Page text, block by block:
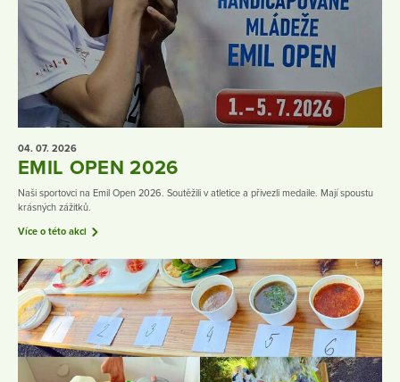
04. 07. 2026
EMIL OPEN 2026
Naši sportovci na Emil Open 2026. Soutěžili v atletice a přivezli medaile. Mají spoustu
krásných zážitků.
Více o této akci